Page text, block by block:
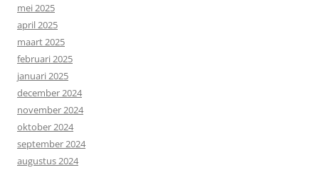
mei 2025
april 2025
maart 2025
februari 2025
januari 2025
december 2024
november 2024
oktober 2024
september 2024
augustus 2024